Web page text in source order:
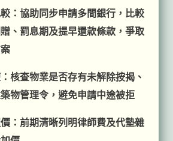
：協助同步申請多間銀行，比較
、罰息期及提早還款條款，爭取
核查物業是否存有未解除按揭、
物管理令，避免申請中途被拒
：前期清晰列明律師費及代墊雜